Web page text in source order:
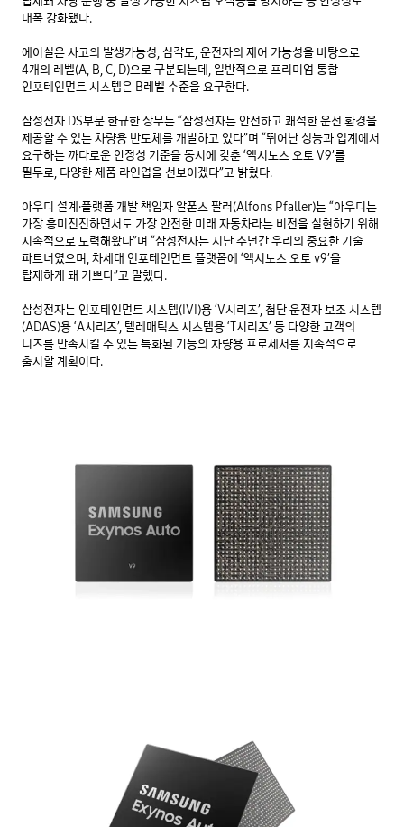
대폭 강화됐다.
에이실은 사고의 발생가능성, 심각도, 운전자의 제어 가능성을 바탕으로
4개의 레벨(A, B, C, D)으로 구분되는데, 일반적으로 프리미엄 통합
인포테인먼트 시스템은 B레벨 수준을 요구한다.
삼성전자 DS부문 한규한 상무는 “삼성전자는 안전하고 쾌적한 운전 환경을
제공할 수 있는 차량용 반도체를 개발하고 있다”며 “뛰어난 성능과 업계에서
요구하는 까다로운 안정성 기준을 동시에 갖춘 ‘엑시노스 오토 V9’를
필두로, 다양한 제품 라인업을 선보이겠다”고 밝혔다.
아우디 설계·플랫폼 개발 책임자 알폰스 팔러(Alfons Pfaller)는 “아우디는
가장 흥미진진하면서도 가장 안전한 미래 자동차라는 비전을 실현하기 위해
지속적으로 노력해왔다”며 “삼성전자는 지난 수년간 우리의 중요한 기술
파트너였으며, 차세대 인포테인먼트 플랫폼에 ‘엑시노스 오토 v9’을
탑재하게 돼 기쁘다”고 말했다.
삼성전자는 인포테인먼트 시스템(IVI)용 ‘V시리즈’, 첨단 운전자 보조 시스템
(ADAS)용 ‘A시리즈’, 텔레매틱스 시스템용 ‘T시리즈’ 등 다양한 고객의
니즈를 만족시킬 수 있는 특화된 기능의 차량용 프로세서를 지속적으로